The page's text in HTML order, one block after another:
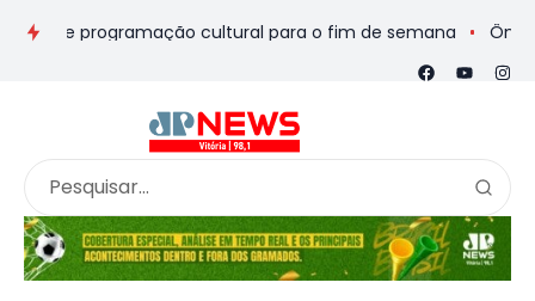
e programação cultural para o fim de semana Ônibus